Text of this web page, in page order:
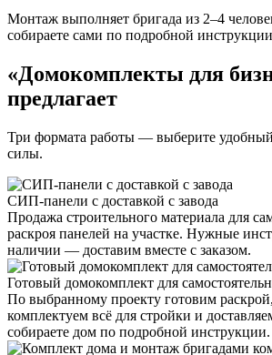
Монтаж выполняет бригада из 2–4
собираете сами по подробной
«Домокомплекты для
предлагает
Три формата работы — выберите
силы.
СИП-панели с доставкой с завода
Продажа строительного материала для
раскроя панелей на участке. Нужные
наличии — доставим вместе с заказом.
Готовый домокомплект для
По выбранному проекту готовим
комплектуем всё для стройки и
собираете дом по подробной инструкции.